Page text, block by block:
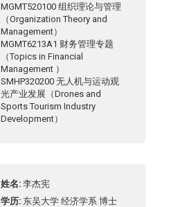
MGMT520100 组织理论与管理
（Organization Theory and
Management）
MGMT6213A1 财务管理专题
（Topics in Financial
Management ）
SMHP320200 无人机与运动观
光产业发展（Drones and
Sports Tourism Industry
Development）
姓名 李杰宪
学历 东吴大学 经济学系 博士